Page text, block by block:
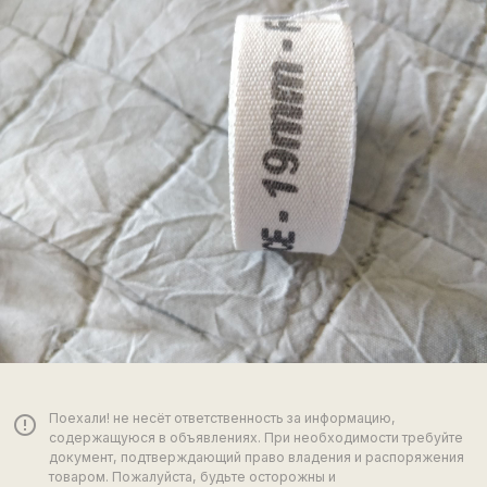
error_outline
Поехали! не несёт ответственность за информацию,
содержащуюся в объявлениях. При необходимости требуйте
документ, подтверждающий право владения и распоряжения
товаром. Пожалуйста, будьте осторожны и